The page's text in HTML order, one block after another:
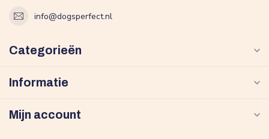
info@dogsperfect.nl
Categorieën
Informatie
Mijn account